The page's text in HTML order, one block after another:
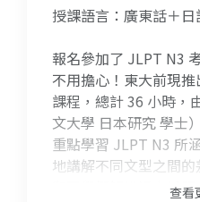
授課語言：廣東話＋日
報名參加了 JLPT N3
不用擔心！東大前現
課程，總計 36 小時，
文大學 日本研究 學士
重點學習 JLPT N3 所
地講解不同文型之間
和同學們解說過去試查看